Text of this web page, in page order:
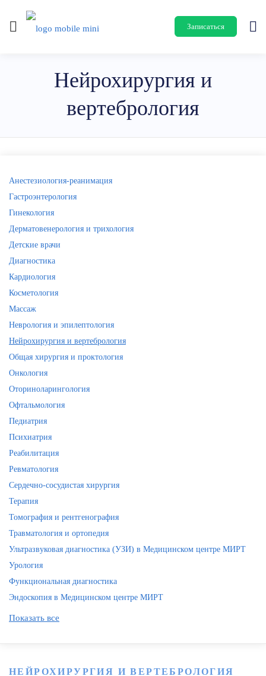
Записаться
Нейрохирургия и
вертебрология
Анестезиология-реанимация
Гастроэнтерология
Гинекология
Дерматовенерология и трихология
Детские врачи
Диагностика
Кардиология
Косметология
Массаж
Неврология и эпилептология
Нейрохирургия и вертебрология
Общая хирургия и проктология
Онкология
Оториноларингология
Офтальмология
Педиатрия
Психиатрия
Реабилитация
Ревматология
Сердечно-сосудистая хирургия
Терапия
Томография и рентгенография
Травматология и ортопедия
Ультразвуковая диагностика (УЗИ) в Медицинском центре МИРТ
Урология
Функциональная диагностика
Эндоскопия в Медицинском центре МИРТ
Показать все
НЕЙРОХИРУРГИЯ И ВЕРТЕБРОЛОГИЯ